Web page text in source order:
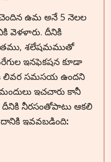
ఉమ అనే 5 నెలల
వెళళారు. దీనికి
శలేషమముతో
ఇనఫెకషన కూడా
లివర సమసయ ఉందని
ఇచచారు కానీ
నీరసంతోపాటు ఆకలి
ఇవవబడింది: